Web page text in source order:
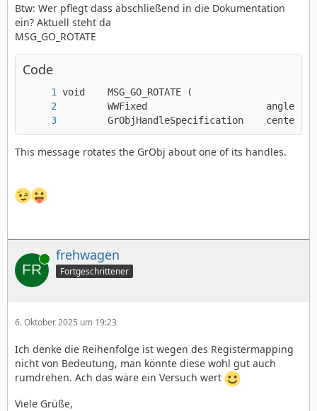
Btw: Wer pflegt dass abschließend in die Dokumentation
ein? Aktuell steht da
MSG_GO_ROTATE
Code
        GrObjHandleSpecification    center);
This message rotates the GrObj about one of its handles.
Online frehwagen
Fortgeschrittener
6. Oktober 2025 um 19:23
Ich denke die Reihenfolge ist wegen des Registermapping
nicht von Bedeutung, man könnte diese wohl gut auch
rumdrehen. Ach das wäre ein Versuch wert
Viele Grüße,